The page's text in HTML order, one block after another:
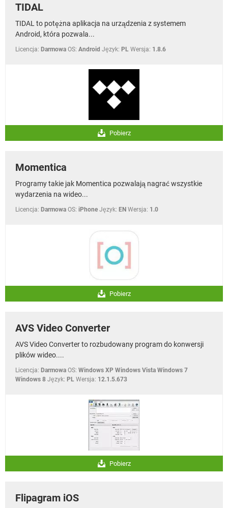
TIDAL
TIDAL to potężna aplikacja na urządzenia z systemem
Android, która pozwala...
Licencja: Darmowa OS: Android Język: PL Wersja: 1.8.6
Pobierz
Momentica
Programy takie jak Momentica pozwalają nagrać wszystkie
wydarzenia na wideo...
Licencja: Darmowa OS: iPhone Język: EN Wersja: 1.0
Pobierz
AVS Video Converter
AVS Video Converter to rozbudowany program do konwersji
plików wideo....
Licencja: Darmowa OS: Windows XP Windows Vista Windows 7
Windows 8 Język: PL Wersja: 12.1.5.673
Pobierz
Flipagram iOS